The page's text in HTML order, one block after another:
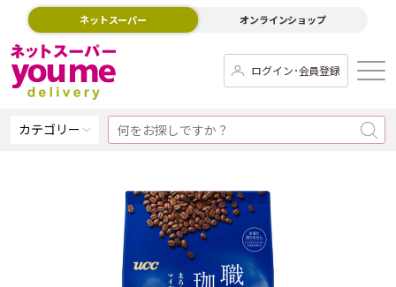
ネットスーパー オンラインショップ
ログイン･会員登録
カテゴリー